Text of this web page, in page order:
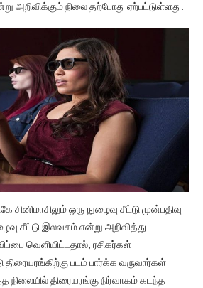
அறிவிக்கும் நிலை தற்போது ஏற்பட்டுள்ளது.
சினிமாசிலும் ஒரு நுழைவு சீட்டு முன்பதிவு
சீட்டு இலவசம் என்று அறிவித்து
வெளியிட்டதால், ரசிகர்கள்
படம் பார்க்க வருவார்கள்
நிலையில் திரையரங்கு நிர்வாகம் கடந்த